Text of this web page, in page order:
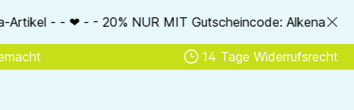
MIT Gutscheincode: AlkenaSSV - - ❤ - - Nur im
14 Tage Widerrufsrecht